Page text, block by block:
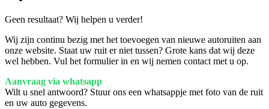
Geen resultaat? Wij helpen u verder!
Wij zijn continu bezig met het toevoegen van nieuwe autoruiten aan
onze website. Staat uw ruit er niet tussen? Grote kans dat wij deze
wel hebben. Vul het formulier in en wij nemen contact met u op.
Aanvraag via whatsapp
Wilt u snel antwoord? Stuur ons een whatsappje met foto van de ruit
en uw auto gegevens.